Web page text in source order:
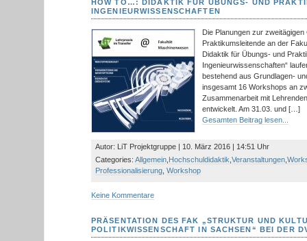
HOW TO…: DIDAKTIK FÜR ÜBUNGS- UND
INGENIEURWISSENSCHAFTEN
Die Planungen zur
Praktikumsleitende an der
Didaktik für Übungs- und
Ingenieurwissenschaften“
bestehend aus Grundlagen-
insgesamt 16 Workshops an
Zusammenarbeit mit
entwickelt. Am 31.03. und […]
Gesamten Beitrag lesen...
Autor: LiT Projektgruppe | 10. März 2016 | 14:51 Uhr
Categories:Allgemein Hochschuldidaktik ,Veranstaltungen ,
Professionalisierung ,Workshop
Keine Kommentare
PRÄSENTATION DES FAK „STRUKTUR UND
POLITIKWISSENSCHAFT IN SACHSEN“ BEI DER